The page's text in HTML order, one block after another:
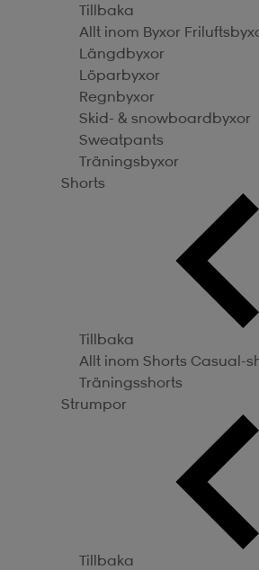
Tillbaka
Allt inom Byxor
Längdbyxor
Löparbyxor
Regnbyxor
Skid- & snowboardbyxor
Sweatpants
Träningsbyxor
Shorts
Tillbaka
Allt inom Shorts Casual-
Träningsshorts
Strumpor
Tillbaka